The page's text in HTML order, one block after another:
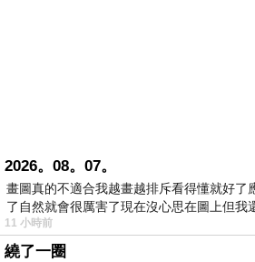
2026。08。07。
畫圖真的不適合我越畫越排斥看得懂就好了
了自然就會很厲害了現在沒心思在圖上但
11 小時前
繞了一圈